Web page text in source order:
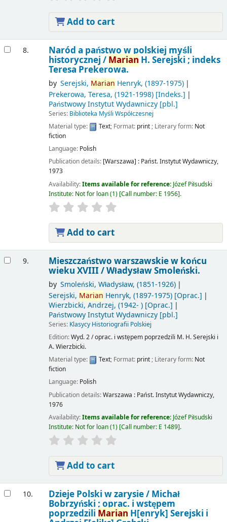
Add to cart
8. Naród a państwo w polskiej myśli
historycznej / Marian H. Serejski ; indeks
Teresa Prekerowa.
by Serejski, Marian Henryk, (1897-1975)
Prekerowa, Teresa, (1921-1998)[Indeks.]
Państwowy Instytut Wydawniczy[pbl.]
Series: Biblioteka Myśli Współczesnej
Material type:
Text; Format: print; Literary form: Not
fiction
Language: Polish
Publication details: [Warszawa] : Państ. Instytut Wydawniczy,
1973
Availability:Items available for reference: Józef Piłsudski
Institute: Not for loan(1) Call number: E 1956 .
Add to cart
9. Mieszczaństwo warszawskie w końcu
wieku XVIII /Władysław Smoleński.
by Smoleński, Władysław, (1851-1926)
Serejski, Marian Henryk, (1897-1975)[Oprac.]
Wierzbicki, Andrzej, (1942- )[Oprac.]
Państwowy Instytut Wydawniczy[pbl.]
Series: Klasycy Historiografii Polskiej
Edition:Wyd. 2 / oprac. i wstępem poprzedzili M. H. Serejski i
A. Wierzbicki.
Material type:
Text; Format: print; Literary form: Not
fiction
Language: Polish
Publication details:Warszawa : Państ. Instytut Wydawniczy,
1976
Availability:Items available for reference: Józef Piłsudski
Institute: Not for loan(1) Call number: E 1489 .
Add to cart
10. Dzieje Polski w zarysie / Michał
Bobrzyński ; oprac. i wstępem
poprzedzili Marian H[enryk] Serejski i